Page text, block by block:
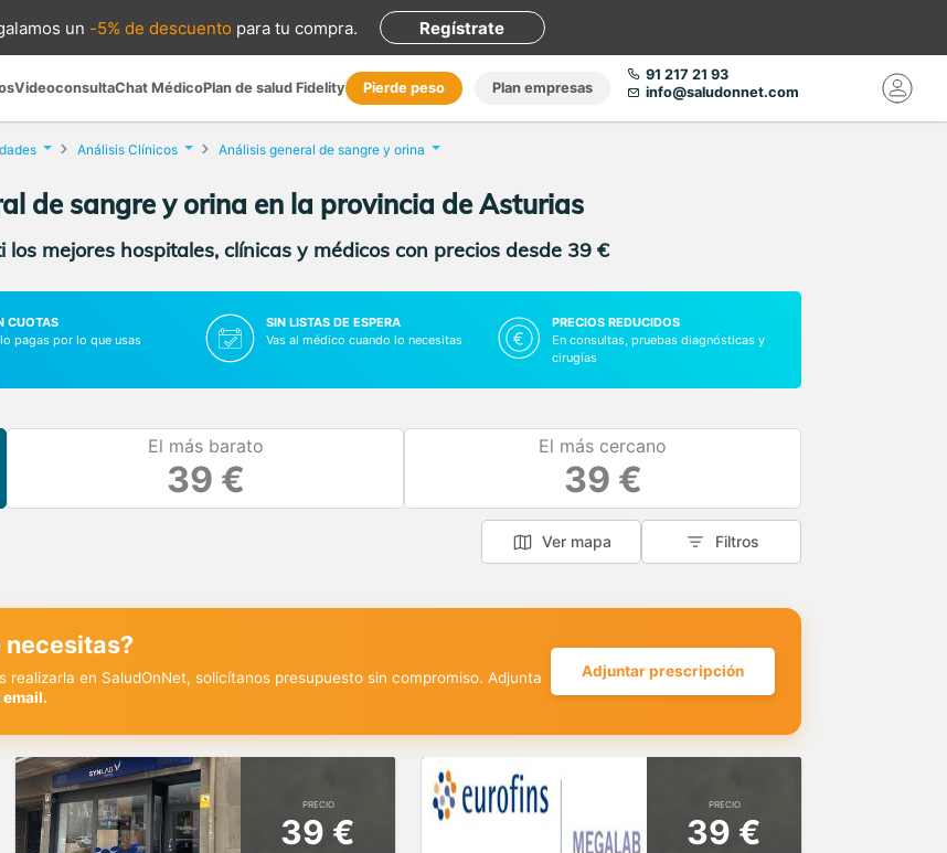
un -5% de descuento para tu compra. Regístrate
VideoconsultaChat MédicoPlan de salud Fidelity Pierde peso Plan empresas
91 217 21 93
info@saludonnet.com
Análisis Clínicos Análisis general de sangre y orina
de sangre y orina en la provincia de Asturias
los mejores hospitales, clínicas y médicos con precios desde 39 €
CUOTAS
pagas por lo que usas
SIN LISTAS DE ESPERA
Vas al médico cuando lo necesitas
PRECIOS REDUCIDOS
En consultas, pruebas diagnósticas y
cirugías
El más barato
39 €
El más cercano
39 €
Ver mapa Filtros
necesitas?
en SaludOnNet, solicítanos presupuesto sin compromiso. Adjunta
Adjuntar prescripción
PRECIO
39 €
PRECIO
39 €